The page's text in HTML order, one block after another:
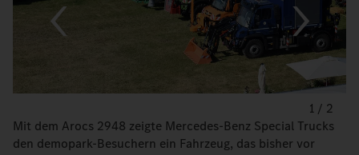
1 / 2
Mit dem Arocs 2948 zeigte Mercedes-Benz Special Trucks
den demopark-Besuchern ein Fahrzeug, das bisher vor